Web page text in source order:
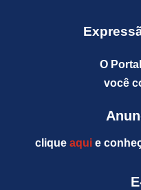
O
você
clique aquie